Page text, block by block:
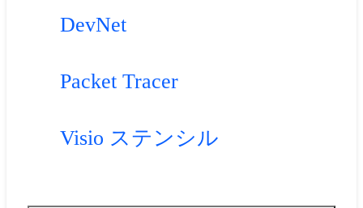
DevNet
Packet Tracer
Visio ステンシル